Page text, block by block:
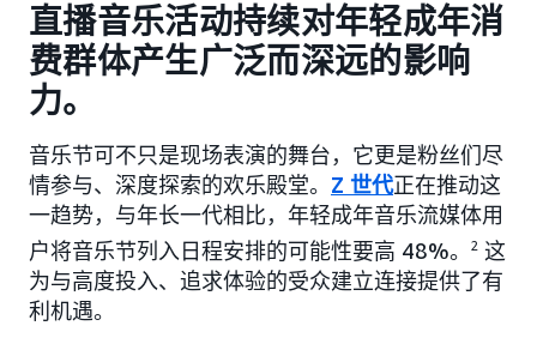
直播音乐活动持续对年轻成年消
费群体产生广泛而深远的影响
力。
音乐节可不只是现场表演的舞台，它更是粉丝们尽
情参与、深度探索的欢乐殿堂。 Z 世代正在推动这
一趋势，与年长一代相比，年轻成年音乐流媒体用
户将音乐节列入日程安排的可能性要高 48%。
2 这
为与高度投入、追求体验的受众建立连接提供了有
利机遇。